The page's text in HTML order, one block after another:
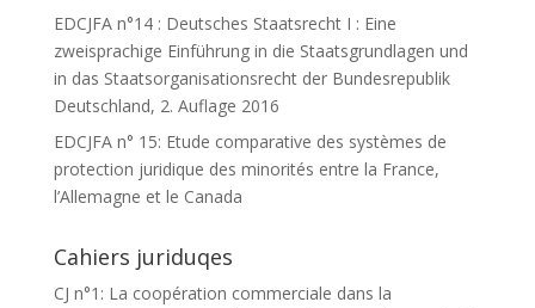
EDCJFA n°14 : Deutsches Staatsrecht I : Eine
zweisprachige Einführung in die Staatsgrundlagen und
in das Staatsorganisationsrecht der Bundesrepublik
Deutschland, 2. Auflage 2016
EDCJFA n° 15: Etude comparative des systèmes de
protection juridique des minorités entre la France,
l’Allemagne et le Canada
Cahiers juriduqes
CJ n°1: La coopération commerciale dans la